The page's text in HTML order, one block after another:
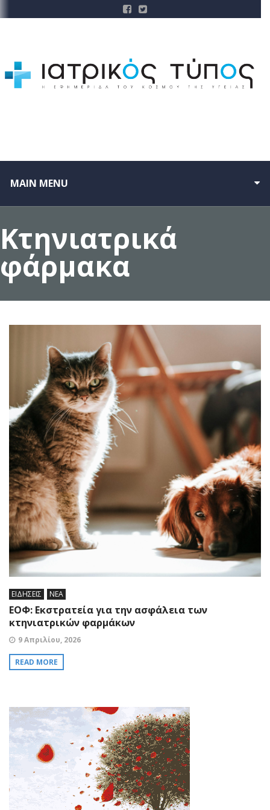
MAIN MENU
Κτηνιατρικά
φάρμακα
ΕΙΔΗΣΕΙΣ ΝΕΑ
ΕΟΦ: Eκστρατεία για την ασφάλεια των
κτηνιατρικών φαρμάκων
9 Απριλίου, 2026
READ MORE